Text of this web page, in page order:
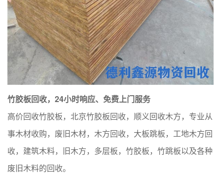
竹胶板回收，24小时响应、免费上门服务
高价回收竹胶板，北京竹胶板回收，顺义回收木方，专业从
事木材收购，废旧木材，木方回收，大板跳板，工地木方回
收，建筑木料，旧木方，多层板，竹胶板，竹跳板以及各种
废旧木料的回收。